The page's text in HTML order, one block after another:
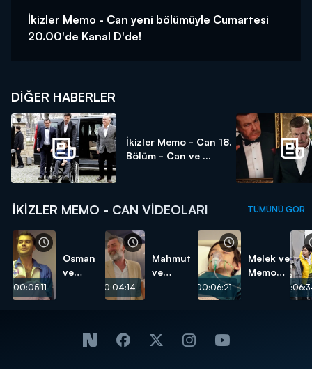
İkizler Memo - Can yeni bölümüyle Cumartesi
20.00'de Kanal D'de!
DIĞER HABERLER
İkizler Memo - Can 18.
Bölüm - Can ve ...
İKIZLER MEMO - CAN VIDEOLARI TÜMÜNÜ GÖR
00:05:11
Osman
ve
00:04:14
Mahmut
ve
00:06:21
Melek ve
Memo